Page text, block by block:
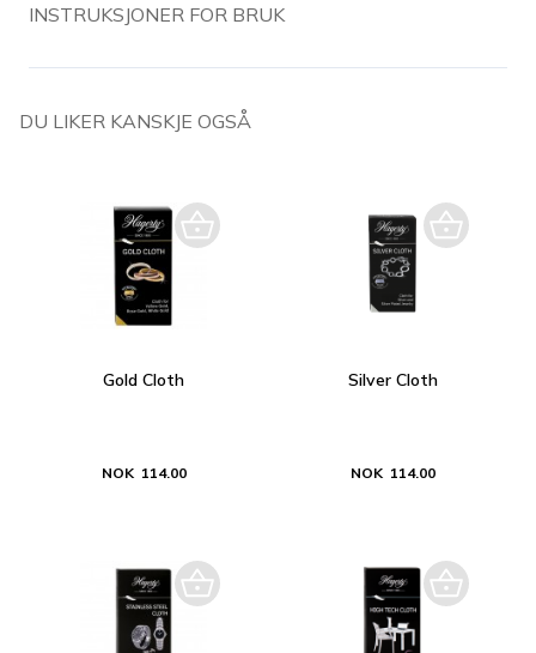
INSTRUKSJONER FOR BRUK
DU LIKER KANSKJE OGSÅ
Gold Cloth
NOK 114.00
Silver Cloth
NOK 114.00